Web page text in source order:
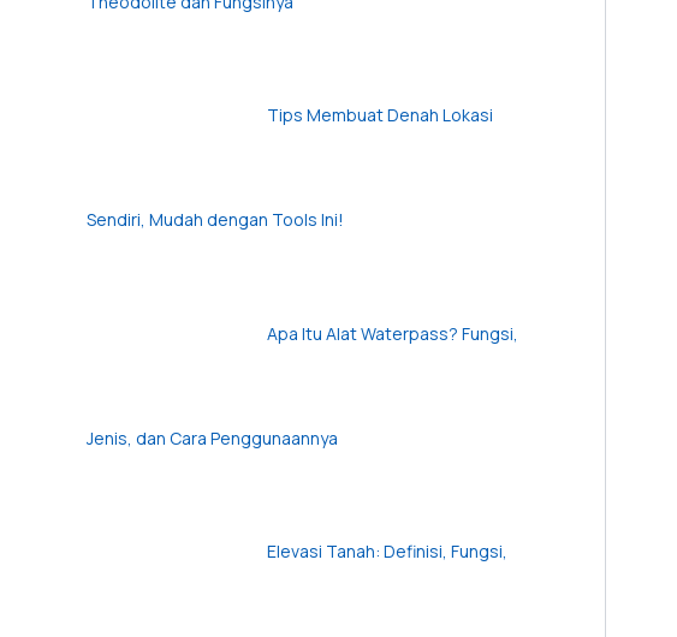
Tips Membuat Denah Lokasi
Sendiri, Mudah dengan Tools Ini!
Apa Itu Alat Waterpass? Fungsi,
Jenis, dan Cara Penggunaannya
Elevasi Tanah: Definisi, Fungsi,